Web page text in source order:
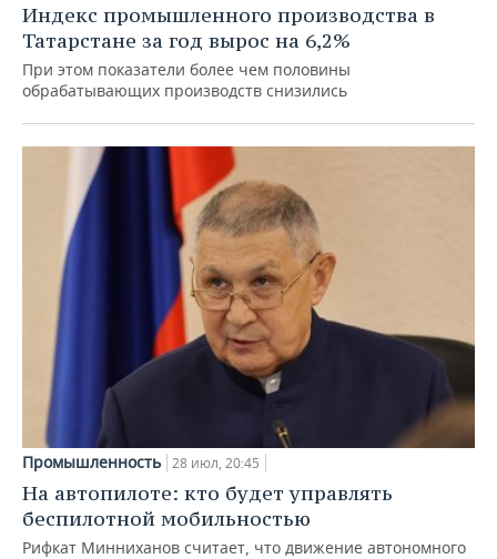
Индекс промышленного производства в
Татарстане за год вырос на 6,2%
При этом показатели более чем половины
обрабатывающих производств снизились
Промышленность 28 июл, 20:45
На автопилоте: кто будет управлять
беспилотной мобильностью
Рифкат Минниханов считает, что движение автономного